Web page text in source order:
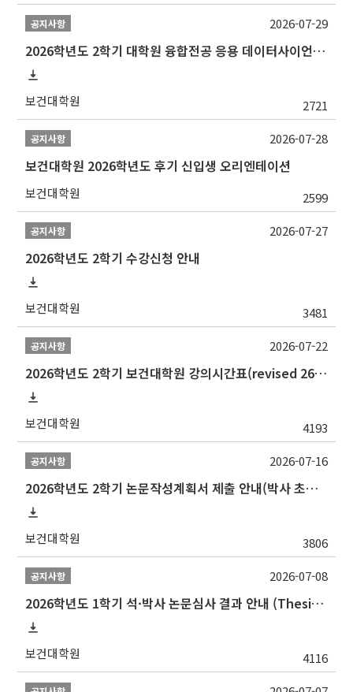
공지사항
2026학년도 2학기 대학원 융합전공 응용 데이터사이언스 선발 계획 알림
보건대학원 2721
2026-07-29
공지사항
보건대학원 2026학년도 후기 신입생 오리엔테이션
보건대학원 2599
2026-07-28
공지사항
2026학년도 2학기 수강신청 안내
보건대학원 3481
2026-07-27
공지사항
2026학년도 2학기 보건대학원 강의시간표(revised 260803)(2026 2nd SEMESTER SNU GSPH TIMETABLE)
보건대학원 4193
2026-07-22
공지사항
2026학년도 2학기 논문작성계획서 제출 안내(박사 초심 일정 포함)_Thesis Proposal
보건대학원 3806
2026-07-16
공지사항
2026학년도 1학기 석·박사 논문심사 결과 안내 (Thesis Defense Result)
보건대학원 4116
2026-07-08